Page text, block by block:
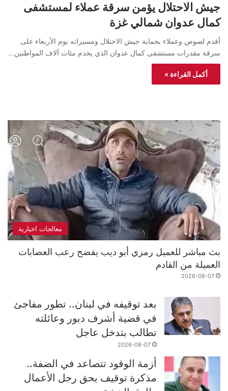
جيش الاحتلال يؤمن سرقة عملاء لمستشفى
كمال عدوان شمالي غزة
أقدم لصوص وعملاء بحماية جيش الاحتلال ومسيراته يوم الأربعاء على
سرقة مقدرات مستشفى كمال عدوان الذي يخدم مئات آلاف المواطنين…
أكمل القراءة »
معالجات اخبارية
بث مباشر للعميل رمزي أبو ديب يفضح رعب العصابات
العميلة من القادم
2026-08-07
بعد توقيفه في لبنان.. تطور مفاجئ
في قضية أشرف دبور وعائلته
تطالب بتدخل عاجل
2026-08-07
أزمة الوقود تتصاعد في الضفة..
مذكرة توقيف بحق رجل الأعمال